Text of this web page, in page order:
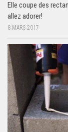
Elle coupe des
allez adorer!
8 MARS 2017